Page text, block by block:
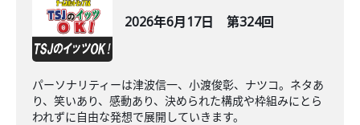
2026年6月17日 第324回
パーソナリティーは津波信一、小渡俊彰、ナツコ。ネタあ
り、笑いあり、感動あり、決められた構成や枠組みにとら
われずに自由な発想で展開していきます。